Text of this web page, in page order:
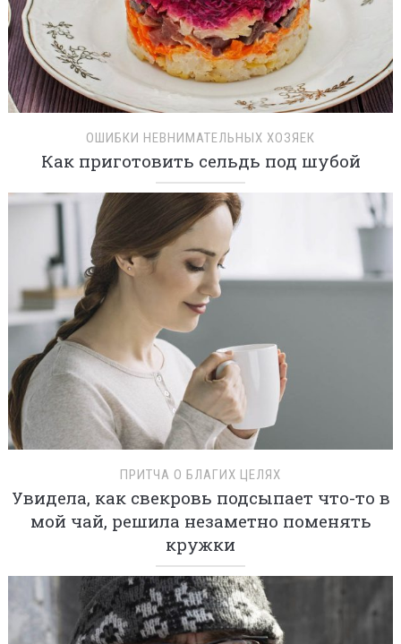
ОШИБКИ НЕВНИМАТЕЛЬНЫХ ХОЗЯЕК
Как приготовить сельдь под шубой
ПРИТЧА О БЛАГИХ ЦЕЛЯХ
Увидела, как свекровь подсыпает что-то в
мой чай, решила незаметно поменять
кружки